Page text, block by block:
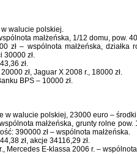
walucie polskiej.
małżeńska, 1/12 domu, pow.
zł – wspólnota małżeńska, działka
30000 zł.
zł.
zł, Jaguar X 2008 r., 18000 zł.
BPS – 10000 zł.
w walucie polskiej, 23000 euro –
małżeńska, grunty rolne
390000 zł – wspólnota małżeńska.
zł, akcje 34116,29 zł.
Mercedes E-klassa 2006 r. –